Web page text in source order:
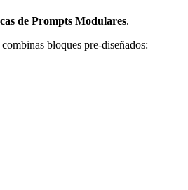
de Prompts Modulares.
bloques pre-diseñados: